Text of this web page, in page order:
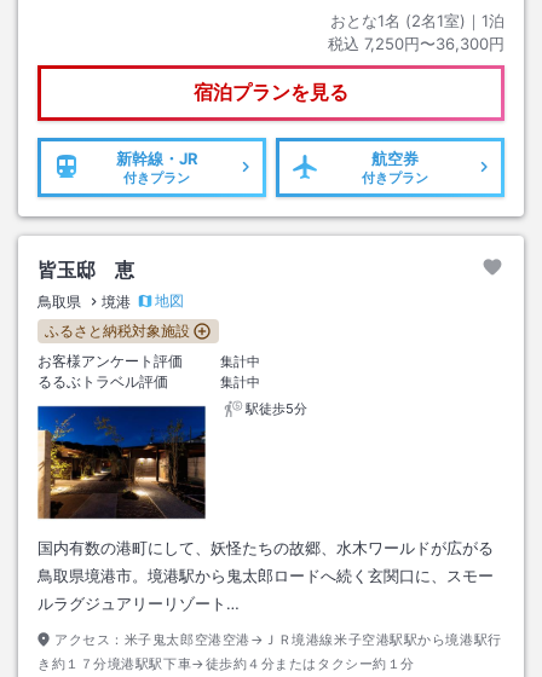
おとな1名 (2名1室)｜ 1泊
税込 7,250円〜36,300円
宿泊プランを見る
新幹線・JR
付きプラン
航空券
付きプラン
皆玉邸 恵
鳥取県 境港
地図
ふるさと納税対象施設
お客様アンケート評価
集計中
るるぶトラベル評価
集計中
駅徒歩5分
国内有数の港町にして、妖怪たちの故郷、水木ワールドが広がる
鳥取県境港市。境港駅から鬼太郎ロードへ続く玄関口に、スモー
ルラグジュアリーリゾート…
アクセス： 米子鬼太郎空港空港→ＪＲ境港線米子空港駅駅から境港駅行
き約１７分境港駅駅下車→徒歩約４分またはタクシー約１分